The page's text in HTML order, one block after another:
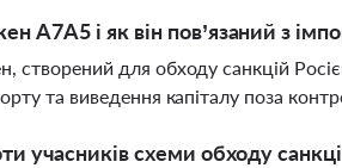
A7A5 і як він пов’язаний з
для обходу санкцій
та виведення капіталу поза
учасників схеми обходу